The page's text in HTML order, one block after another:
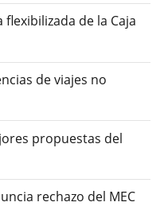
de la Caja
de viajes no
propuestas del
rechazo del MEC